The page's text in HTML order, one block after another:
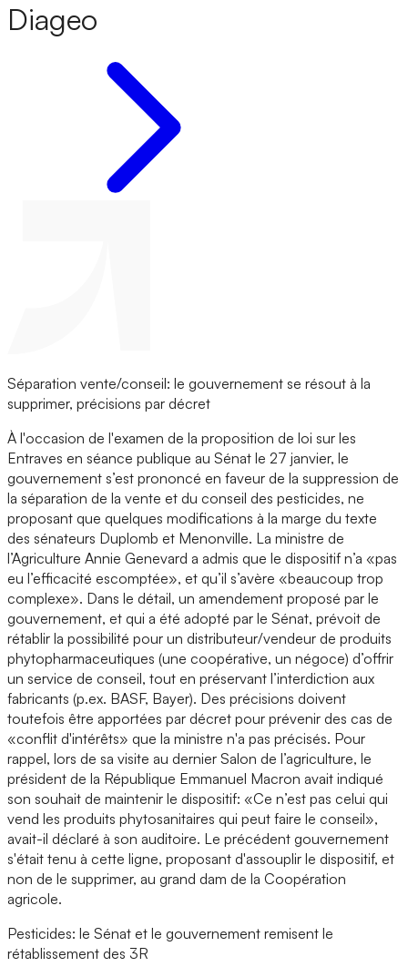
Diageo
Séparation vente/conseil: le gouvernement se résout à la
supprimer, précisions par décret
À l'occasion de l'examen de la proposition de loi sur les
Entraves en séance publique au Sénat le 27 janvier, le
gouvernement s’est prononcé en faveur de la suppression de
la séparation de la vente et du conseil des pesticides, ne
proposant que quelques modifications à la marge du texte
des sénateurs Duplomb et Menonville. La ministre de
l’Agriculture Annie Genevard a admis que le dispositif n’a «pas
eu l’efficacité escomptée», et qu’il s’avère «beaucoup trop
complexe». Dans le détail, un amendement proposé par le
gouvernement, et qui a été adopté par le Sénat, prévoit de
rétablir la possibilité pour un distributeur/vendeur de produits
phytopharmaceutiques (une coopérative, un négoce) d’offrir
un service de conseil, tout en préservant l’interdiction aux
fabricants (p.ex. BASF, Bayer). Des précisions doivent
toutefois être apportées par décret pour prévenir des cas de
«conflit d'intérêts» que la ministre n'a pas précisés. Pour
rappel, lors de sa visite au dernier Salon de l’agriculture, le
président de la République Emmanuel Macron avait indiqué
son souhait de maintenir le dispositif: «Ce n’est pas celui qui
vend les produits phytosanitaires qui peut faire le conseil»,
avait-il déclaré à son auditoire. Le précédent gouvernement
s'était tenu à cette ligne, proposant d'assouplir le dispositif, et
non de le supprimer, au grand dam de la Coopération
agricole.
Pesticides: le Sénat et le gouvernement remisent le
rétablissement des 3R